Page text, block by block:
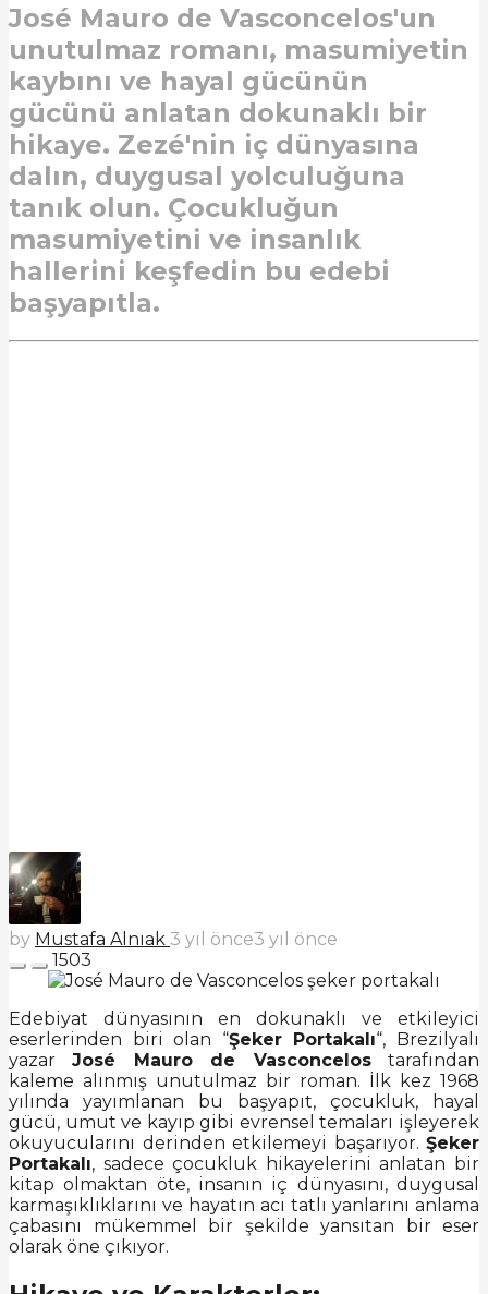
José Mauro de Vasconcelos'un
unutulmaz romanı, masumiyetin
kaybını ve hayal gücünün
gücünü anlatan dokunaklı bir
hikaye. Zezé'nin iç dünyasına
dalın, duygusal yolculuğuna
tanık olun. Çocukluğun
masumiyetini ve insanlık
hallerini keşfedin bu edebi
başyapıtla.
by Mustafa Alnıak 3 yıl önce3 yıl önce
1503
Edebiyat dünyasının en dokunaklı ve etkileyici
eserlerinden biri olan “Şeker Portakalı“, Brezilyalı
yazarJosé Mauro de Vasconcelostarafından
kaleme alınmış unutulmaz bir roman. İlk kez 1968
yılında yayımlanan bu başyapıt, çocukluk, hayal
gücü, umut ve kayıp gibi evrensel temaları işleyerek
okuyucularını derinden etkilemeyi başarıyor. Şeker
Portakalı, sadece çocukluk hikayelerini anlatan bir
kitap olmaktan öte, insanın iç dünyasını, duygusal
karmaşıklıklarını ve hayatın acı tatlı yanlarını anlama
çabasını mükemmel bir şekilde yansıtan bir eser
olarak öne çıkıyor.